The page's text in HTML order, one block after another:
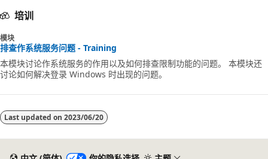
已
禁
用
培训
模块
排查作系统服务问题 - Training
本模块讨论作系统服务的作用以及如何排查限制功能的问题。 本模块还
讨论如何解决登录 Windows 时出现的问题。
Last updated on 2023/06/20